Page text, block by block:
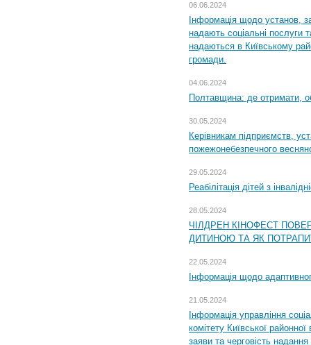
06.06.2024
Інформація щодо установ,
надають соціальні послуги
надаються в Київському
громади.
04.06.2024
Полтавщина: де отримати,
30.05.2024
Керівникам підприємств,
пожежонебезпечного
29.05.2024
Реабілітація дітей з
28.05.2024
ЧІЛДРЕН КІНОФЕСТ
ДИТИНОЮ ТА ЯК
22.05.2024
Інформація щодо
21.05.2024
Інформація управління
комітету Київської
заяви та черговість надання